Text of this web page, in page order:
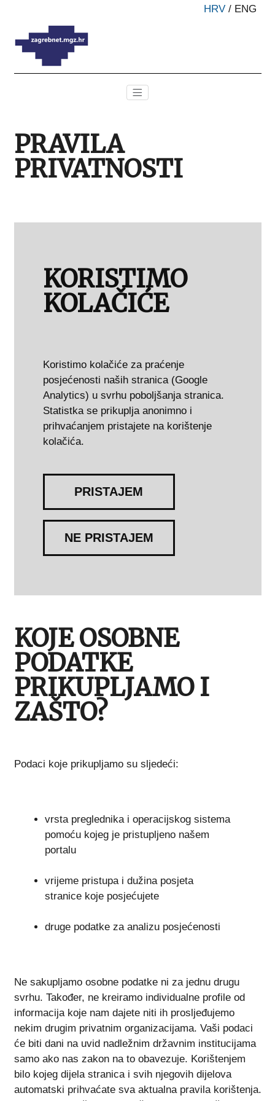
HRV / ENG
PRAVILA
PRIVATNOSTI
KORISTIMO
KOLAČIĆE
Koristimo kolačiće za praćenje
posjećenosti naših stranica (Google
Analytics) u svrhu poboljšanja stranica.
Statistka se prikuplja anonimno i
prihvaćanjem pristajete na korištenje
kolačića.
PRISTAJEM
NE PRISTAJEM
KOJE OSOBNE
PODATKE
PRIKUPLJAMO I
ZAŠTO?
Podaci koje prikupljamo su sljedeći:
vrsta preglednika i operacijskog sistema
pomoću kojeg je pristupljeno našem
portalu
vrijeme pristupa i dužina posjeta
stranice koje posjećujete
druge podatke za analizu posjećenosti
Ne sakupljamo osobne podatke ni za jednu drugu
svrhu. Također, ne kreiramo individualne profile od
informacija koje nam dajete niti ih prosljeđujemo
nekim drugim privatnim organizacijama. Vaši podaci
će biti dani na uvid nadležnim državnim institucijama
samo ako nas zakon na to obavezuje. Korištenjem
bilo kojeg dijela stranica i svih njegovih dijelova
automatski prihvaćate sva aktualna pravila korištenja.